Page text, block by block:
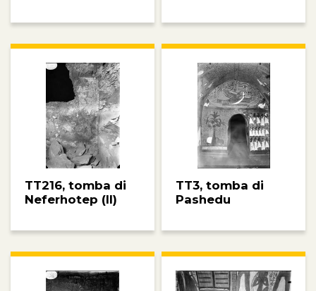
TT216, tomba di
Neferhotep (II)
TT3, tomba di
Pashedu